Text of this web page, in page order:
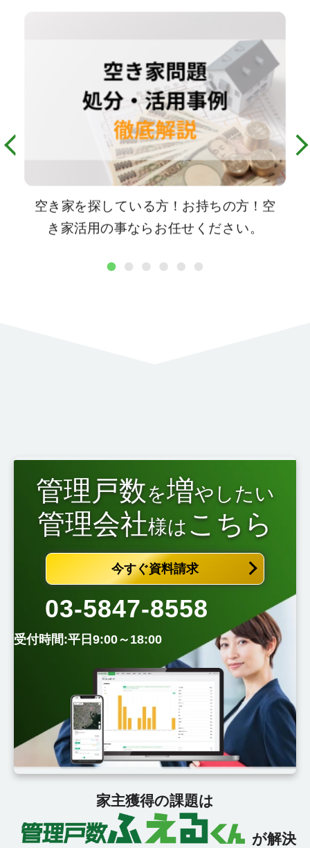
空き家を探している方！お持ちの方！空
き家活用の事ならお任せください。
1 2
管理戸数を増やしたい
管理会社様は こちら
今すぐ資料請求
03-5847-8558
受付時間:平日9:00～18:00
家主獲得の課題は
が解決